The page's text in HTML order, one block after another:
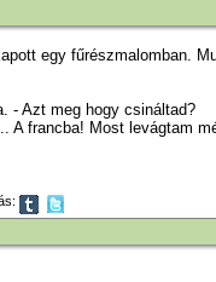
egy fűrészmalomban.
- Azt meg hogy csináltad?
A francba! Most levágtam